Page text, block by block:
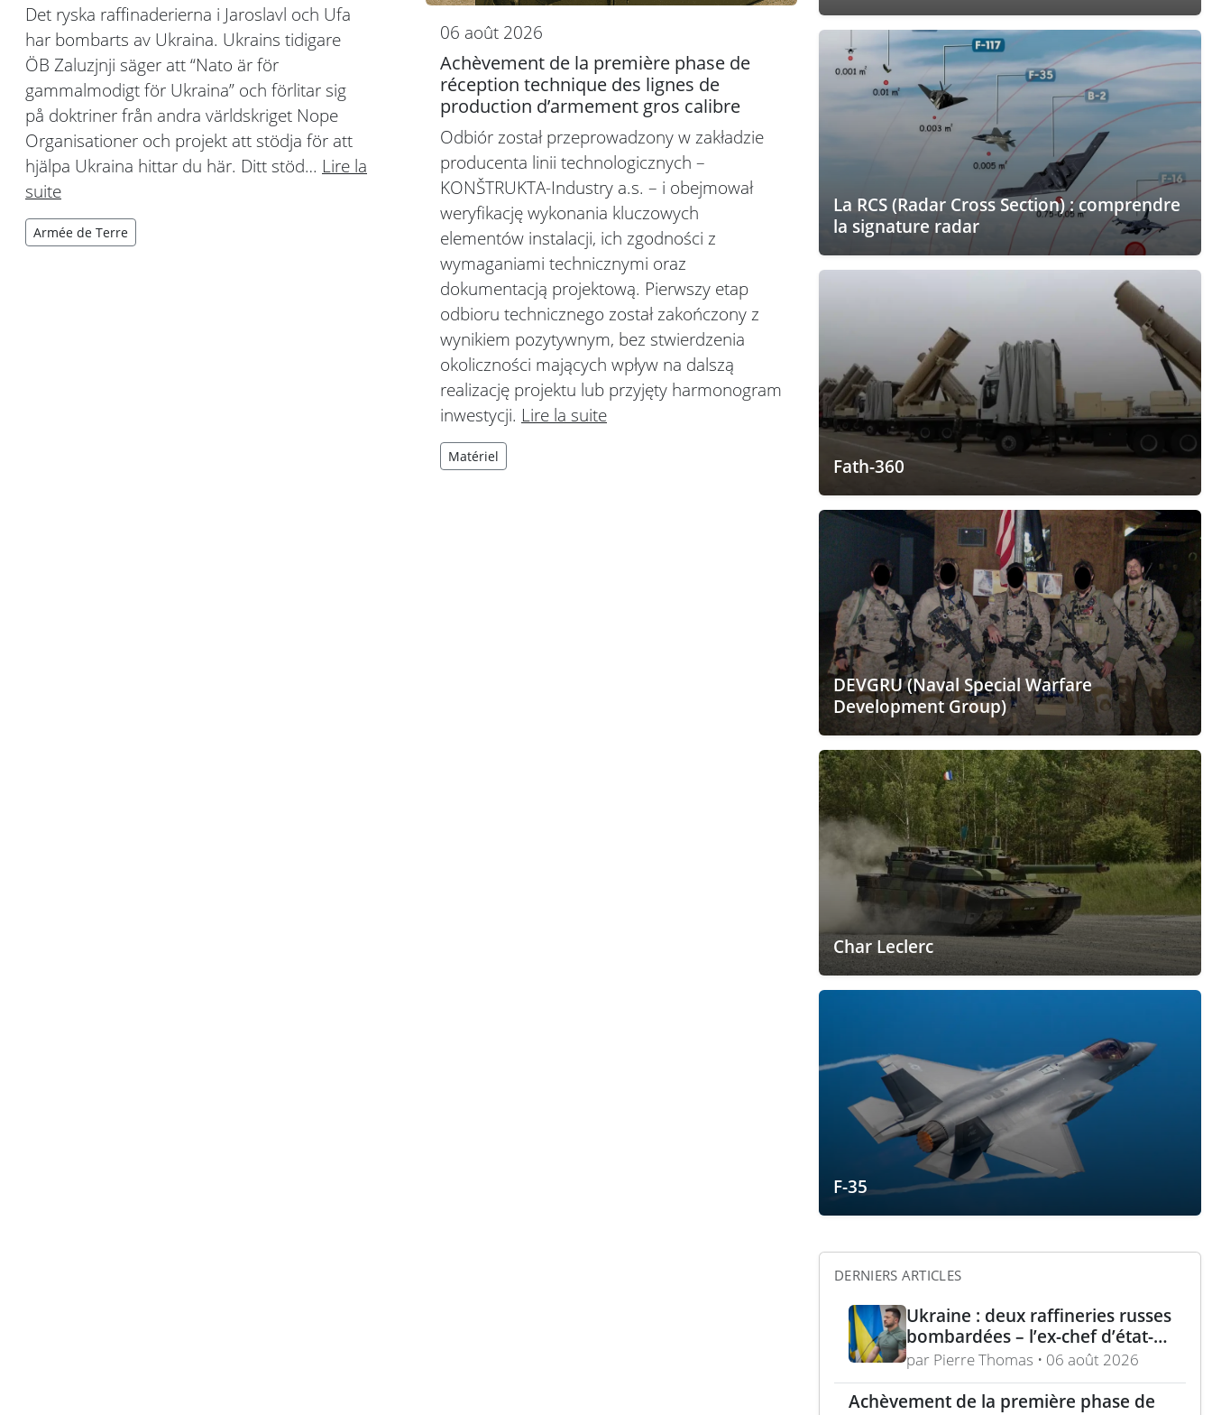
Det ryska raffinaderierna i Jaroslavl och Ufa
har bombarts av Ukraina. Ukrains tidigare
ÖB Zaluzjnji säger att “Nato är för
gammalmodigt för Ukraina” och förlitar sig
på doktriner från andra världskriget Nope
Organisationer och projekt att stödja för att
hjälpa Ukraina hittar du här. Ditt stöd… Lire la
suite
Armée de Terre
06 août 2026
Achèvement de la première phase de
réception technique des lignes de
production d’armement gros calibre
Odbiór został przeprowadzony w zakładzie
producenta linii technologicznych –
KONŠTRUKTA-Industry a.s. – i obejmował
weryfikację wykonania kluczowych
elementów instalacji, ich zgodności z
wymaganiami technicznymi oraz
dokumentacją projektową. Pierwszy etap
odbioru technicznego został zakończony z
wynikiem pozytywnym, bez stwierdzenia
okoliczności mających wpływ na dalszą
realizację projektu lub przyjęty harmonogram
inwestycji. Lire la suite
Matériel
La RCS (Radar Cross Section) : comprendre
la signature radar
Fath-360
DEVGRU (Naval Special Warfare
Development Group)
Char Leclerc
F-35
DERNIERS ARTICLES
Ukraine : deux raffineries russes
bombardées – l’ex-chef d’état-
major ukrainien juge l’OTAN
dépassée
par Pierre Thomas • 06 août 2026
Achèvement de la première phase de